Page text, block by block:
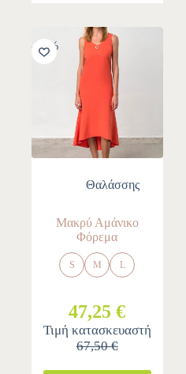
-30%
Θαλάσσης
Μακρύ Αμάνικο
Φόρεμα
S M L
47,25 €
Τιμή κατασκευαστή
67,50 €